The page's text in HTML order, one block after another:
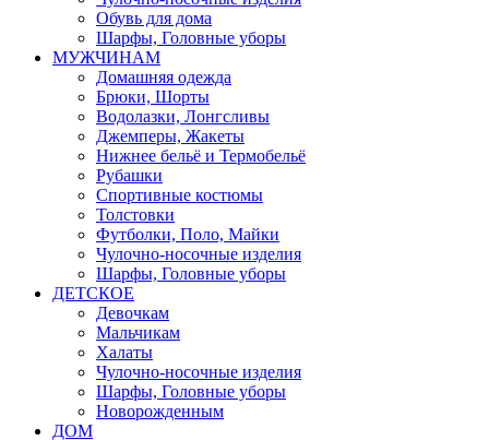
Обувь для дома
Шарфы, Головные уборы
МУЖЧИНАМ
Домашняя одежда
Брюки, Шорты
Водолазки, Лонгсливы
Джемперы, Жакеты
Нижнее бельё и Термобельё
Рубашки
Спортивные костюмы
Толстовки
Футболки, Поло, Майки
Чулочно-носочные изделия
Шарфы, Головные уборы
ДЕТСКОЕ
Девочкам
Мальчикам
Халаты
Чулочно-носочные изделия
Шарфы, Головные уборы
Новорожденным
ДОМ